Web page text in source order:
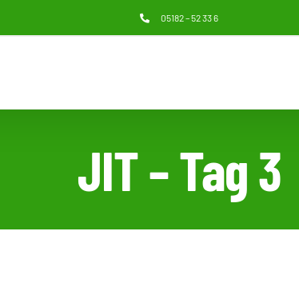
05182 – 52 33 6
JIT – Tag 3